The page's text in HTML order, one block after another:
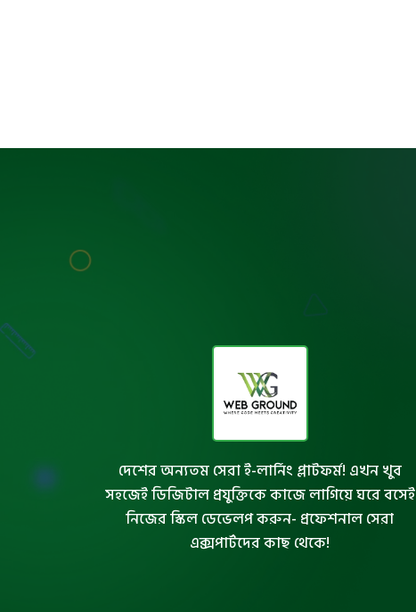
দেশের অন্যতম সেরা ই-লার্নিং প্লাটফর্ম! এখন খুব
সহজেই ডিজিটাল প্রযুক্তিকে কাজে লাগিয়ে ঘরে বসেই
নিজের স্কিল ডেভেলপ করুন- প্রফেশনাল সেরা
এক্সপার্টদের কাছ থেকে!